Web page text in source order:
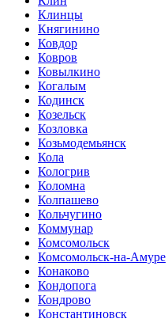
Клинцы
Княгинино
Ковдор
Ковров
Ковылкино
Когалым
Кодинск
Козельск
Козловка
Козьмодемьянск
Кола
Кологрив
Коломна
Колпашево
Кольчугино
Коммунар
Комсомольск
Комсомольск-на-Амуре
Конаково
Кондопога
Кондрово
Константиновск